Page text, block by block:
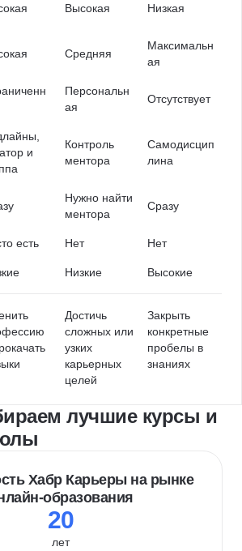
Высокая Низкая
Средняя
Максимальн
ая
Персональн
ая
Отсутствует
и
Контроль
ментора
Самодисцип
лина
Нужно найти
ментора
Сразу
есть Нет Нет
Низкие Высокие
Достичь
сложных или
узких
карьерных
целей
Закрыть
конкретные
пробелы в
знаниях
лучшие курсы и
Хабр Карьеры на рынке
образования
20
лет